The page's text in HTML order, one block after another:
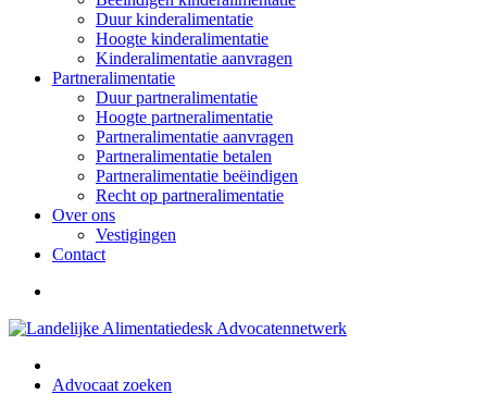
Duur kinderalimentatie
Hoogte kinderalimentatie
Kinderalimentatie aanvragen
Partneralimentatie
Duur partneralimentatie
Hoogte partneralimentatie
Partneralimentatie aanvragen
Partneralimentatie betalen
Partneralimentatie beëindigen
Recht op partneralimentatie
Over ons
Vestigingen
Contact
Advocaat zoeken